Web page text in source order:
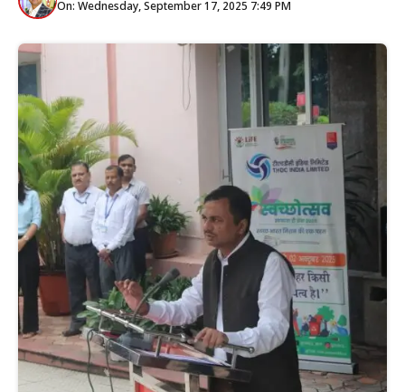
On: Wednesday, September 17, 2025 7:49 PM